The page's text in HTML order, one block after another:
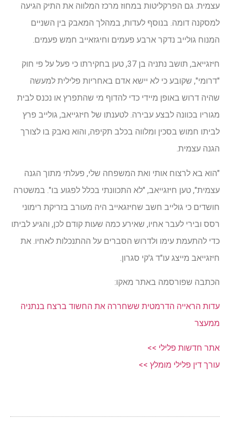
עצמית. גם הפרקליטות במחוז מרכז המלווה את התיק הגיעה
למסקנה דומה. בנוסף לעדות, במהלך המאבק בין השניים
המנוח גולייב נדקר ארבע פעמים וחיגזאייב חמש פעמים.
חיזגייאב, תושב נתניה בן 37, טען בחקירתו כי פעל על פי חוק
"דרומי", שקובע כי לא יישא אדם באחריות פלילית למעשה
שהיה דרוש באופן מיידי כדי להדוף מי שהתפרץ או נכנס לבית
מגוריו בכוונה לבצע עבירה. לטענתו של חיזגייאב, גולייב פרץ
לביתו חמוש בסכין ומלווה בכלב תקיפה, והוא נאבק בו לצורך
הגנה עצמית.
"הוא בא לרצוח אותי ואת המשפחה שלי, פעלתי מתוך הגנה
עצמית", טען חיזגייאב, "לא התכוונתי בכלל לפגוע בו". במשטרה
חושדים כי גולייב חשב שחיזגאייב היה מעורב בזריקת רימוני
רסס ובירי לעבר אחיו, שאירע כמה שעות קודם לכן, והגיע לביתו
כדי להתעמת עימו ולדרוש הסברים על ההתנכלות לאחיו. את
חיזגייאב מייצג עו"ד ג'קי סגרון.
הכתבה שפורסמה באתר מאקו:
עדות הראייה הדרמטית ששחררה את החשוד ברצח בנתניה
ממעצר
אתר חדשות פלילי >>
עורך דין פלילי מומלץ >>